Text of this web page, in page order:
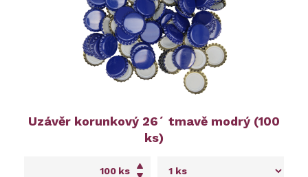
Uzávěr korunkový 26´ tmavě modrý (100
ks)
ks